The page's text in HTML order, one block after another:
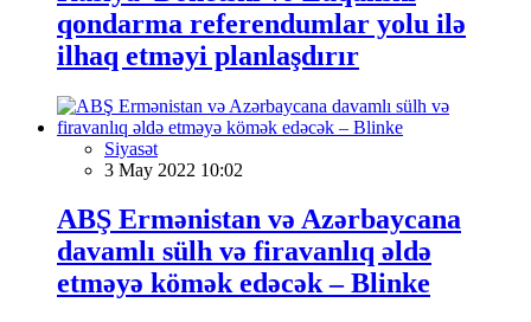
qondarma referendumlar yolu ilə
ilhaq etməyi planlaşdırır
Siyasət
3 May 2022 10:02
ABŞ Ermənistan və Azərbaycana
davamlı sülh və firavanlıq əldə
etməyə kömək edəcək – Blinke